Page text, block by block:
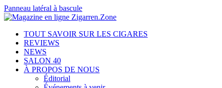
Panneau latéral à bascule
TOUT SAVOIR SUR LES CIGARES
REVIEWS
NEWS
SALON 40
À PROPOS DE NOUS
Éditorial